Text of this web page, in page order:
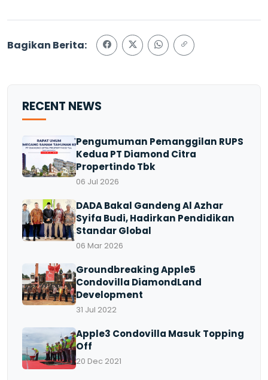
Bagikan Berita:
RECENT NEWS
Pengumuman Pemanggilan RUPS
Kedua PT Diamond Citra
Propertindo Tbk
06 Jul 2026
DADA Bakal Gandeng Al Azhar
Syifa Budi, Hadirkan Pendidikan
Standar Global
06 Mar 2026
Groundbreaking Apple5
Condovilla DiamondLand
Development
31 Jul 2022
Apple3 Condovilla Masuk Topping
Off
20 Dec 2021